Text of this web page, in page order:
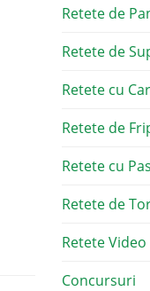
Retete de
Retete de
Retete cu
Retete de
Retete cu
Retete de
Retete Video
Concursuri